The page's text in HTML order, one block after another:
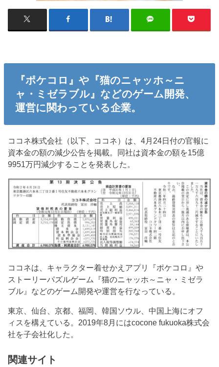
『ポケコロ』や『猫のニャッホ～ニ
ャ・ミゼラブル』などのゲーム開発、
運営に関わっている企業。
ココネ株式会社（以下、ココネ）は、4月24日付の官報に
資本金の額の減少公告を掲載。同社は資本金の額を15億
9951万円減少することを発表した。
ココネは、キャラクター着せかえアプリ『ポケコロ』や
ストーリーパズルゲーム『猫のニャッホ～ニャ・ミゼラ
ブル』などのゲーム開発や運営を行なっている。
東京、仙台、京都、福岡、韓国ソウル、中国上海にオフ
ィスを構えている。2019年8月にはcocone fukuoka株式会
社を子会社化した。
関連サイト